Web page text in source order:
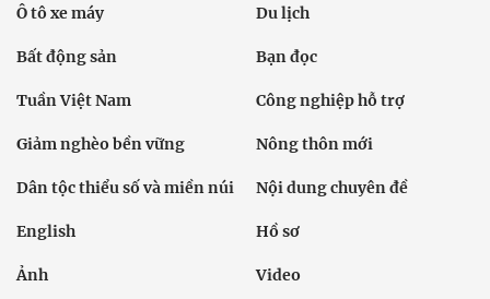
Ô tô xe máy Du lịch
Bất động sản Bạn đọc
Tuần Việt Nam Công nghiệp hỗ trợ
Giảm nghèo bền vững Nông thôn mới
Dân tộc thiểu số và miền núi Nội dung chuyên đề
English Hồ sơ
Ảnh Video